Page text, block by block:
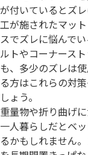
が付いているとズ
工が施されたマッ
スでズレに悩んで
ルトやコーナース
も、多少のズレは
る方はこれらの対
しょう。
重量物や折り曲げ
一人暮らしだとベ
るかもしれません